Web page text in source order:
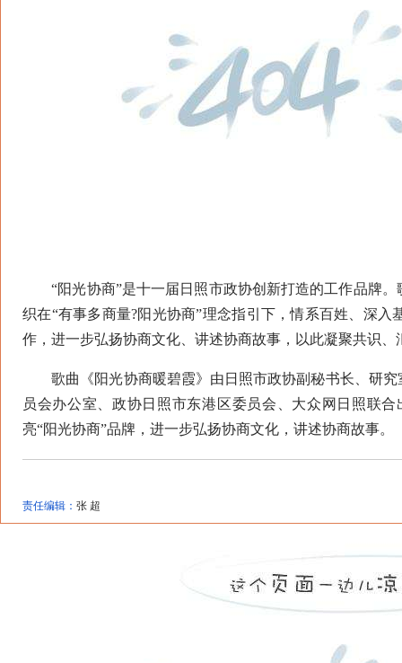
“阳光协商”是十一届日照市政协创新打造的工作品牌。
织在“有事多商量?阳光协商”理念指引下，情系百姓、深
作，进一步弘扬协商文化、讲述协商故事，以此凝聚共识
歌曲《阳光协商暖碧霞》由日照市政协副秘书长、研究
员会办公室、政协日照市东港区委员会、大众网日照联
亮“阳光协商”品牌，进一步弘扬协商文化，讲述协商故事。
责任编辑： 张 超